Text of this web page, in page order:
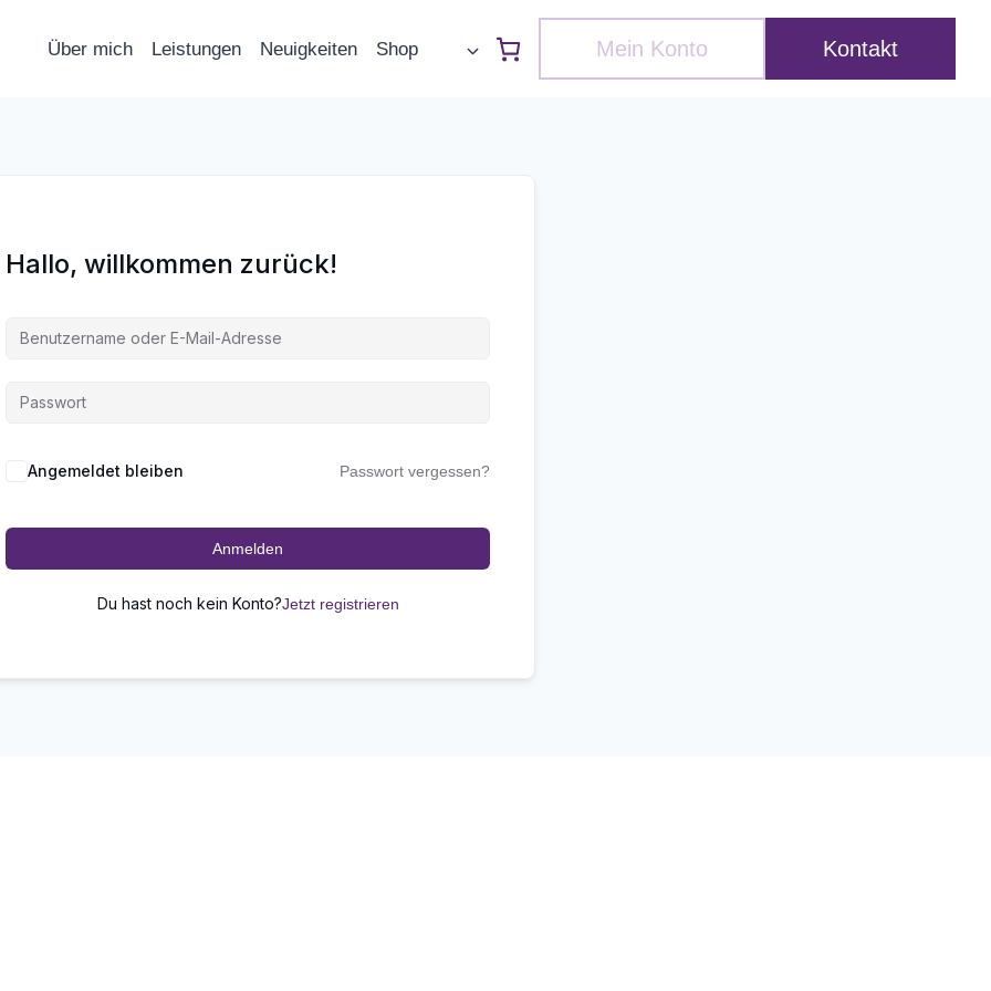
Über mich Leistungen Neuigkeiten Shop Mein Konto Kontakt
Hallo, willkommen zurück!
Angemeldet bleiben Passwort vergessen?
Anmelden
Du hast noch kein Konto?Jetzt registrieren